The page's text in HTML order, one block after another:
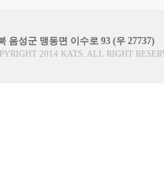
음성군 맹동면 이수로 93 (우 27737)
2014 KATS. ALL RIGHT